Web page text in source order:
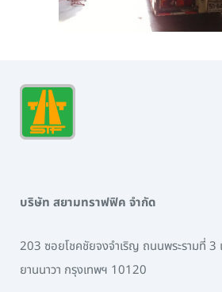
บริษัท สยามทราฟฟิค จำกัด
203 ซอยโชคชัยจงจำเริญ ถนนพระรามที่ 3
ยานนาวา กรุงเทพฯ 10120